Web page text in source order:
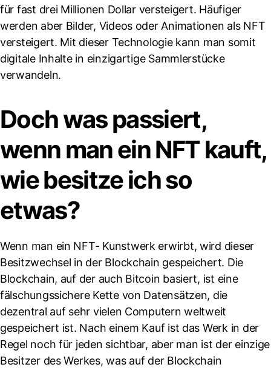
für fast drei Millionen Dollar versteigert. Häufiger
werden aber Bilder, Videos oder Animationen als NFT
versteigert. Mit dieser Technologie kann man somit
digitale Inhalte in einzigartige Sammlerstücke
verwandeln.
Doch was passiert,
wenn man ein NFT kauft,
wie besitze ich so
etwas?
Wenn man ein NFT- Kunstwerk erwirbt, wird dieser
Besitzwechsel in der Blockchain gespeichert. Die
Blockchain, auf der auch Bitcoin basiert, ist eine
fälschungssichere Kette von Datensätzen, die
dezentral auf sehr vielen Computern weltweit
gespeichert ist. Nach einem Kauf ist das Werk in der
Regel noch für jeden sichtbar, aber man ist der einzige
Besitzer des Werkes, was auf der Blockchain